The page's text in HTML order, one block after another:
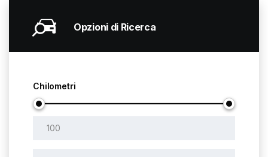
Opzioni di Ricerca
Chilometri